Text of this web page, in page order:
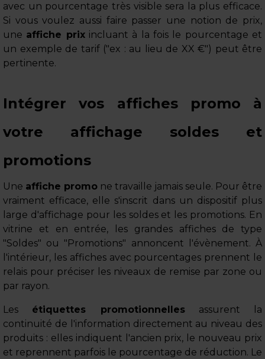
avec un pourcentage très visible sera la plus efficace.
Si vous voulez aussi faire passer une notion de prix,
une affiche prixincluant à la fois le pourcentage et
un exemple de tarif ("ex : au lieu de XX €") peut être
pertinente.
Intégrer vos affiches promo à
votre affichage soldes et
promotions
Une affiche promo ne travaille jamais seule. Pour être
vraiment efficace, elle s'inscrit dans un dispositif plus
large d'affichage pour les soldes et les promotions. En
vitrine et en entrée, les grandes affiches de type
"Soldes" ou "Promotions" annoncent l'évènement. À
l'intérieur, les affiches avec pourcentages prennent le
relais pour préciser les niveaux de remise par zone ou
par rayon.
Les étiquettes promotionnellesassurent la
continuité de l'information directement au niveau des
produits : elles indiquent l'ancien prix, le nouveau prix
et reprennent parfois le pourcentage de réduction. Le